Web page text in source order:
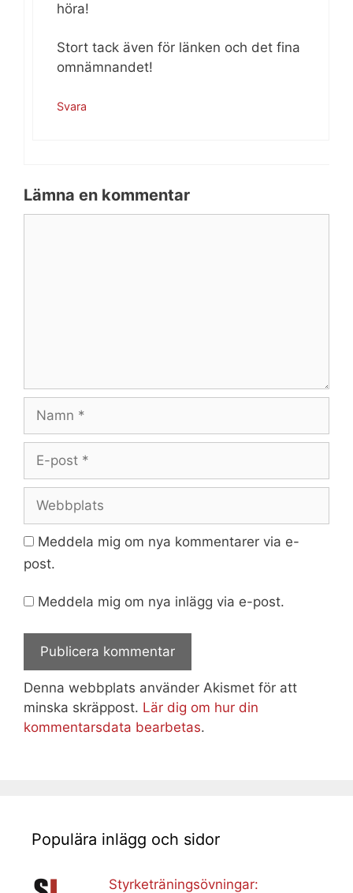
höra!
Stort tack även för länken och det fina
omnämnandet!
Svara
Lämna en kommentar
post
Meddela mig om nya kommentarer via e-
post.
Meddela mig om nya inlägg via e-post.
Denna webbplats använder Akismet för att
minska skräppost. Lär dig om hur din
kommentarsdata bearbetas.
Populära inlägg och sidor
Styrketräningsövningar: